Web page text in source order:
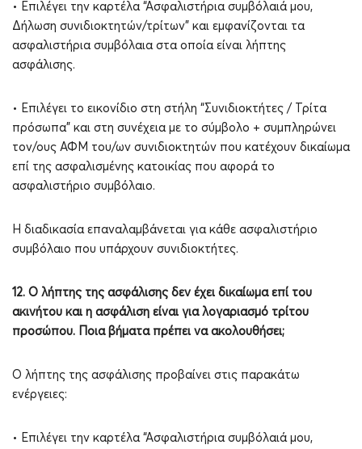
• Επιλέγει την καρτέλα “Ασφαλιστήρια συμβόλαιά μου,
Δήλωση συνιδιοκτητών/τρίτων” και εμφανίζονται τα
ασφαλιστήρια συμβόλαια στα οποία είναι λήπτης
ασφάλισης.
• Επιλέγει το εικονίδιο στη στήλη “Συνιδιοκτήτες / Τρίτα
πρόσωπα” και στη συνέχεια με το σύμβολο + συμπληρώνει
τον/ους ΑΦΜ του/ων συνιδιοκτητών που κατέχουν δικαίωμα
επί της ασφαλισμένης κατοικίας που αφορά το
ασφαλιστήριο συμβόλαιο.
Η διαδικασία επαναλαμβάνεται για κάθε ασφαλιστήριο
συμβόλαιο που υπάρχουν συνιδιοκτήτες.
12. Ο λήπτης της ασφάλισης δεν έχει δικαίωμα επί του
ακινήτου και η ασφάλιση είναι για λογαριασμό τρίτου
προσώπου. Ποια βήματα πρέπει να ακολουθήσει;
Ο λήπτης της ασφάλισης προβαίνει στις παρακάτω
ενέργειες:
• Επιλέγει την καρτέλα “Ασφαλιστήρια συμβόλαιά μου,